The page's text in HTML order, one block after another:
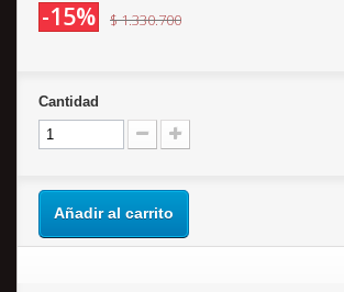
-15% $ 1.330.700
Cantidad
Añadir al carrito